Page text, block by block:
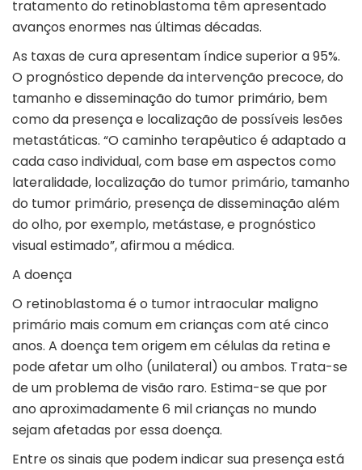
tratamento do retinoblastoma têm apresentado
avanços enormes nas últimas décadas.
As taxas de cura apresentam índice superior a 95%.
O prognóstico depende da intervenção precoce, do
tamanho e disseminação do tumor primário, bem
como da presença e localização de possíveis lesões
metastáticas. “O caminho terapêutico é adaptado a
cada caso individual, com base em aspectos como
lateralidade, localização do tumor primário, tamanho
do tumor primário, presença de disseminação além
do olho, por exemplo, metástase, e prognóstico
visual estimado”, afirmou a médica.
A doença
O retinoblastoma é o tumor intraocular maligno
primário mais comum em crianças com até cinco
anos. A doença tem origem em células da retina e
pode afetar um olho (unilateral) ou ambos. Trata-se
de um problema de visão raro. Estima-se que por
ano aproximadamente 6 mil crianças no mundo
sejam afetadas por essa doença.
Entre os sinais que podem indicar sua presença está